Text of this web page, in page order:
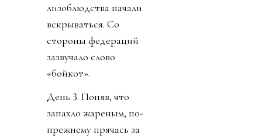
лизоблюдства начали
вскрываться. Со
стороны федераций
зазвучало слово
«бойкот».
День 3. Поняв, что
запахло жареным, по-
прежнему прячась за